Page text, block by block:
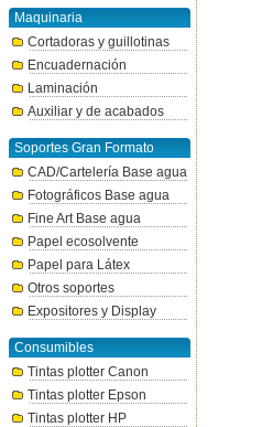
Maquinaria
Cortadoras y guillotinas
Encuadernación
Laminación
Auxiliar y de acabados
Soportes Gran Formato
CAD/Cartelería Base agua
Fotográficos Base agua
Fine Art Base agua
Papel ecosolvente
Papel para Látex
Otros soportes
Expositores y Display
Consumibles
Tintas plotter Canon
Tintas plotter Epson
Tintas plotter HP